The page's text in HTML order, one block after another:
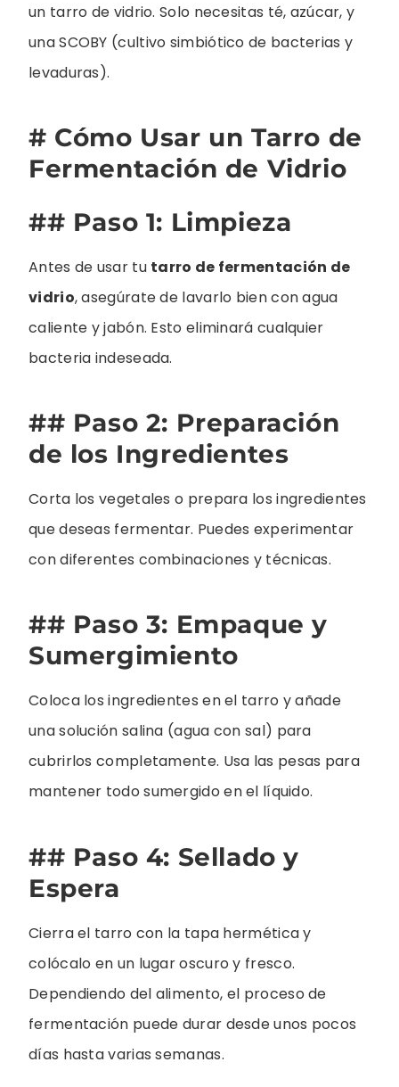
un tarro de vidrio. Solo necesitas té, azúcar, y
una SCOBY (cultivo simbiótico de bacterias y
levaduras).
# Cómo Usar un Tarro de
Fermentación de Vidrio
## Paso 1: Limpieza
Antes de usar tu tarro de fermentación de
vidrio, asegúrate de lavarlo bien con agua
caliente y jabón. Esto eliminará cualquier
bacteria indeseada.
## Paso 2: Preparación
de los Ingredientes
Corta los vegetales o prepara los ingredientes
que deseas fermentar. Puedes experimentar
con diferentes combinaciones y técnicas.
## Paso 3: Empaque y
Sumergimiento
Coloca los ingredientes en el tarro y añade
una solución salina (agua con sal) para
cubrirlos completamente. Usa las pesas para
mantener todo sumergido en el líquido.
## Paso 4: Sellado y
Espera
Cierra el tarro con la tapa hermética y
colócalo en un lugar oscuro y fresco.
Dependiendo del alimento, el proceso de
fermentación puede durar desde unos pocos
días hasta varias semanas.